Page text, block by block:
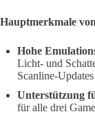
Hauptmerkmale
Hohe
Licht- und
Scanline-Updates
Unterstützung
für alle drei